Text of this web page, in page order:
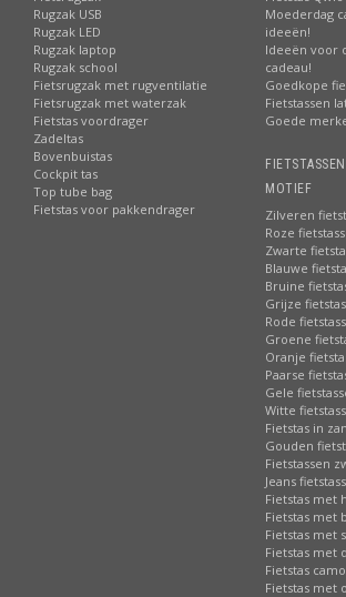
Rugzak USB
Rugzak LED
Rugzak laptop
Rugzak school
Fietsrugzak met rugventilatie
Fietsrugzak met waterzak
Fietstas voordrager
Zadeltas
Bovenbuistas
Cockpit tas
Top tube bag
Fietstas voor pakkendrager
Moederdag
ideeën!
Ideeën voor
cadeau!
Goedkope
Fietstassen
Goede
MOTIEF
Zilveren
Roze
Zwarte
Blauwe
Bruine
Grijze
Rode
Groene
Oranje
Paarse
Gele
Witte
Fietstas in
Gouden
Fietstassen
Jeans
Fietstas met
Fietstas met
Fietstas met
Fietstas met
Fietstas
Fietstas met